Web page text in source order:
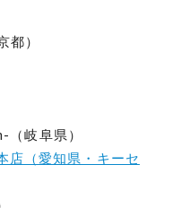
）
岐阜県）
店（愛知県・キーセ